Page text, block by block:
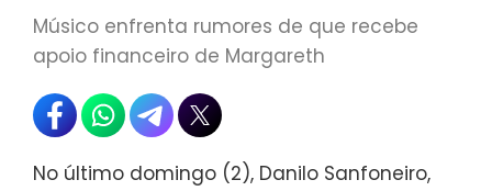
Músico enfrenta rumores de que recebe
apoio financeiro de Margareth
No último domingo (2), Danilo Sanfoneiro,